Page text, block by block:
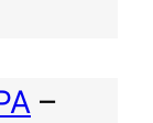
–